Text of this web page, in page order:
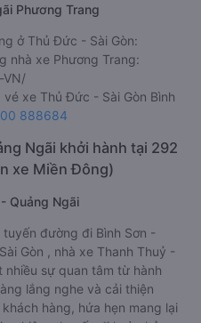
Phương Trang
ở Thủ Đức - Sài Gòn:
nhà xe Phương Trang:
VN/
xe Thủ Đức - Sài Gòn Bình
888684
Ngãi khởi hành tại 292
xe Miền Đông)
Quảng Ngãi
đường đi Bình Sơn -
Gòn , nhà xe Thanh Thuỷ -
sự quan tâm từ hành
lắng nghe và cải thiện
hàng, hứa hẹn mang lại